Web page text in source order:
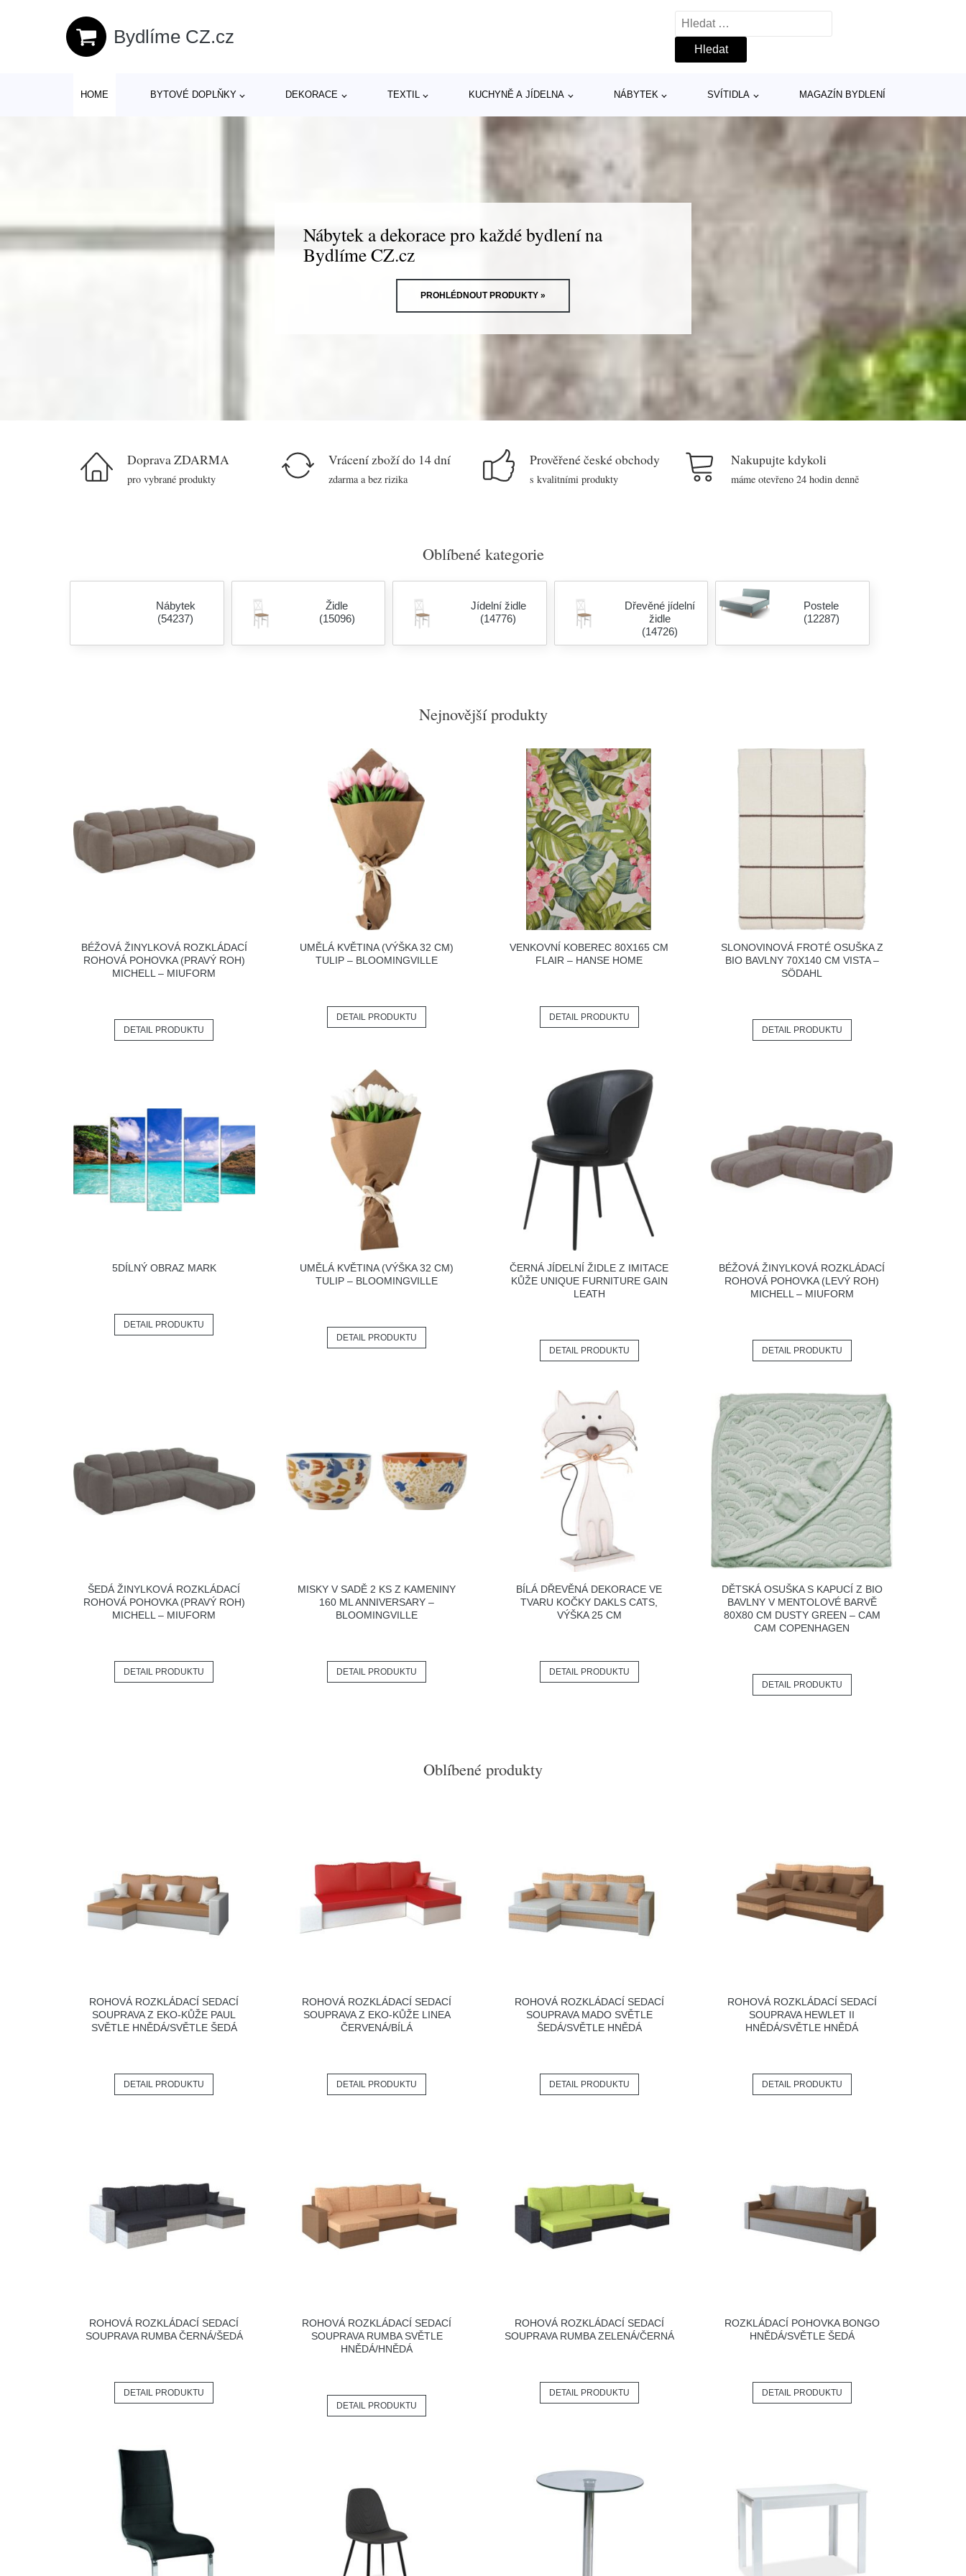
Bydlíme CZ.cz
Vyhledávání
HOME BYTOVÉ DOPLŇKY DEKORACE TEXTIL KUCHYNĚ A JÍDELNA NÁBYTEK SVÍTIDLA MAGAZÍN BYDLENÍ
Nábytek a dekorace pro každé bydlení na
Bydlíme CZ.cz
PROHLÉDNOUT PRODUKTY »
Doprava ZDARMA
pro vybrané produkty
Vrácení zboží do 14 dní
zdarma a bez rizika
Prověřené české obchody
s kvalitními produkty
Nakupujte kdykoli
máme otevřeno 24 hodin denně
Oblíbené kategorie
Nábytek
(54237)
Židle
(15096)
Jídelní židle
(14776)
Dřevěné jídelní
židle
(14726)
Postele
(12287)
Nejnovější produkty
BÉŽOVÁ ŽINYLKOVÁ ROZKLÁDACÍ
ROHOVÁ POHOVKA (PRAVÝ ROH)
MICHELL – MIUFORM
DETAIL PRODUKTU
UMĚLÁ KVĚTINA (VÝŠKA 32 CM)
TULIP – BLOOMINGVILLE
DETAIL PRODUKTU
VENKOVNÍ KOBEREC 80X165 CM
FLAIR – HANSE HOME
DETAIL PRODUKTU
SLONOVINOVÁ FROTÉ OSUŠKA Z
BIO BAVLNY 70X140 CM VISTA –
SÖDAHL
DETAIL PRODUKTU
5DÍLNÝ OBRAZ MARK
DETAIL PRODUKTU
UMĚLÁ KVĚTINA (VÝŠKA 32 CM)
TULIP – BLOOMINGVILLE
DETAIL PRODUKTU
ČERNÁ JÍDELNÍ ŽIDLE Z IMITACE
KŮŽE UNIQUE FURNITURE GAIN
LEATH
DETAIL PRODUKTU
BÉŽOVÁ ŽINYLKOVÁ ROZKLÁDACÍ
ROHOVÁ POHOVKA (LEVÝ ROH)
MICHELL – MIUFORM
DETAIL PRODUKTU
ŠEDÁ ŽINYLKOVÁ ROZKLÁDACÍ
ROHOVÁ POHOVKA (PRAVÝ ROH)
MICHELL – MIUFORM
DETAIL PRODUKTU
MISKY V SADĚ 2 KS Z KAMENINY
160 ML ANNIVERSARY –
BLOOMINGVILLE
DETAIL PRODUKTU
BÍLÁ DŘEVĚNÁ DEKORACE VE
TVARU KOČKY DAKLS CATS,
VÝŠKA 25 CM
DETAIL PRODUKTU
DĚTSKÁ OSUŠKA S KAPUCÍ Z BIO
BAVLNY V MENTOLOVÉ BARVĚ
80X80 CM DUSTY GREEN – CAM
CAM COPENHAGEN
DETAIL PRODUKTU
Oblíbené produkty
ROHOVÁ ROZKLÁDACÍ SEDACÍ
SOUPRAVA Z EKO-KŮŽE PAUL
SVĚTLE HNĚDÁ/SVĚTLE ŠEDÁ
DETAIL PRODUKTU
ROHOVÁ ROZKLÁDACÍ SEDACÍ
SOUPRAVA Z EKO-KŮŽE LINEA
ČERVENÁ/BÍLÁ
DETAIL PRODUKTU
ROHOVÁ ROZKLÁDACÍ SEDACÍ
SOUPRAVA MADO SVĚTLE
ŠEDÁ/SVĚTLE HNĚDÁ
DETAIL PRODUKTU
ROHOVÁ ROZKLÁDACÍ SEDACÍ
SOUPRAVA HEWLET II
HNĚDÁ/SVĚTLE HNĚDÁ
DETAIL PRODUKTU
ROHOVÁ ROZKLÁDACÍ SEDACÍ
SOUPRAVA RUMBA ČERNÁ/ŠEDÁ
DETAIL PRODUKTU
ROHOVÁ ROZKLÁDACÍ SEDACÍ
SOUPRAVA RUMBA SVĚTLE
HNĚDÁ/HNĚDÁ
DETAIL PRODUKTU
ROHOVÁ ROZKLÁDACÍ SEDACÍ
SOUPRAVA RUMBA ZELENÁ/ČERNÁ
DETAIL PRODUKTU
ROZKLÁDACÍ POHOVKA BONGO
HNĚDÁ/SVĚTLE ŠEDÁ
DETAIL PRODUKTU